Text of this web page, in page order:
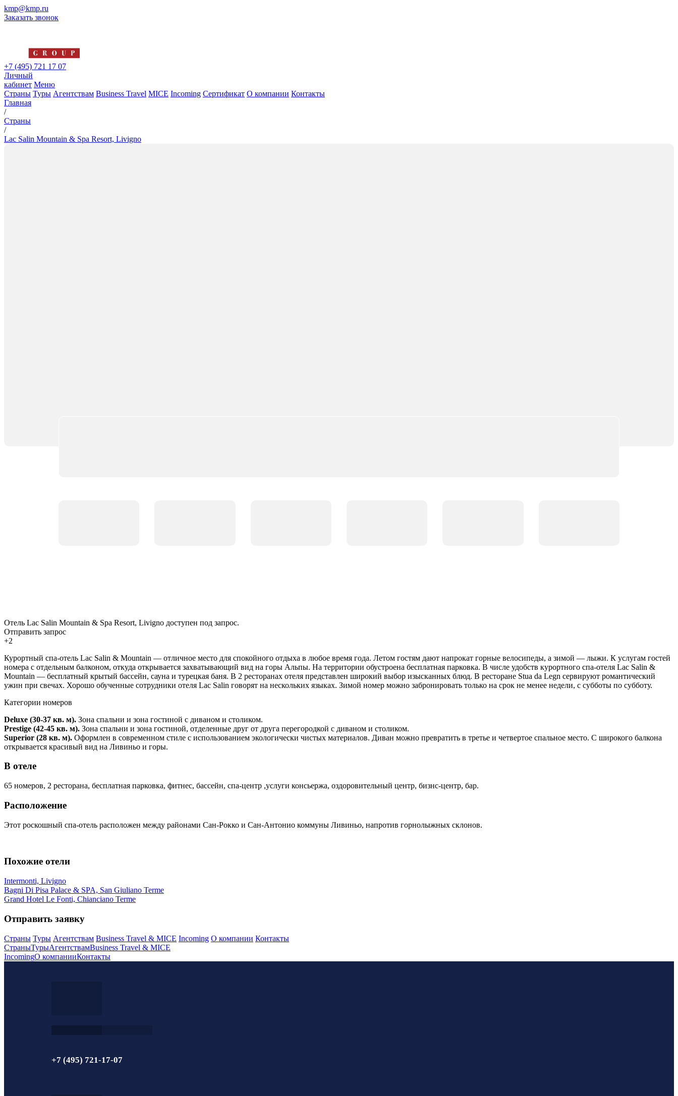
kmp@kmp.ru
Заказать звонок
+7 (495) 721 17 07
Личный
кабинет Меню
Страны Туры Агентствам Business Travel MICE Incoming Сертификат О компании Контакты
Главная
/
Страны
/
Lac Salin Mountain & Spa Resort, Livigno
Отель Lac Salin Mountain & Spa Resort, Livigno доступен под запрос.
Отправить запрос
+2
Курортный спа-отель Lac Salin & Mountain — отличное место для спокойного отдыха в любое время года. Летом гостям дают напрокат горные велосипеды, а зимой — лыжи. К услугам гостей
номера с отдельным балконом, откуда открывается захватывающий вид на горы Альпы. На территории обустроена бесплатная парковка. В числе удобств курортного спа-отеля Lac Salin &
Mountain — бесплатный крытый бассейн, сауна и турецкая баня. В 2 ресторанах отеля представлен широкий выбор изысканных блюд. В ресторане Stua da Legn сервируют романтический
ужин при свечах. Хорошо обученные сотрудники отеля Lac Salin говорят на нескольких языках. Зимой номер можно забронировать только на срок не менее недели, с субботы по субботу.
Категории номеров
Deluxe (30-37 кв. м). Зона спальни и зона гостиной с диваном и столиком.
Prestige (42-45 кв. м). Зона спальни и зона гостиной, отделенные друг от друга перегородкой с диваном и столиком.
Superior (28 кв. м). Оформлен в современном стиле с использованием экологически чистых материалов. Диван можно превратить в третье и четвертое спальное место. С широкого балкона
открывается красивый вид на Ливиньо и горы.
В отеле
65 номеров, 2 ресторана, бесплатная парковка, фитнес, бассейн, спа-центр ,услуги консьержа, оздоровительный центр, бизнс-центр, бар.
Расположение
Этот роскошный спа-отель расположен между районами Сан-Рокко и Сан-Антонио коммуны Ливиньо, напротив горнолыжных склонов.
Похожие отели
Intermonti, Livigno
Bagni Di Pisa Palace & SPA, San Giuliano Terme
Grand Hotel Le Fonti, Chianciano Terme
Отправить заявку
Страны Туры Агентствам Business Travel & MICE Incoming О компании Контакты
СтраныТурыАгентствамBusiness Travel & MICE
IncomingО компанииКонтакты
+7 (495) 721-17-07